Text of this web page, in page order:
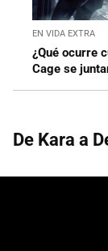
EN VIDA EXTRA
¿Qué ocurre
Cage se
De Kara a